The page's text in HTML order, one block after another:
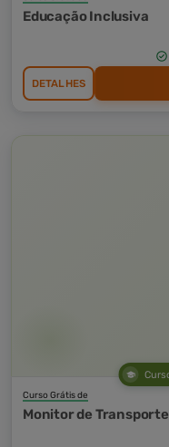
Educação Inclusiva
DETALHES
Curso Grátis de
Monitor de